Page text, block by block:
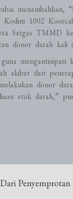
menambahkan,
1002
Satgas TMMD
donor darah kali
mengantisipasi
akibat dari
donor
stok darah,”
Penyemprotan